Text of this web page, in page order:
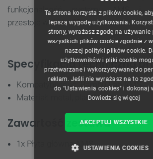
funkcjonalność systemu AMS i
przestoje wdruku 3D.
Specyfikacja techniczna
Kompatybilność: Bambu Lab AMS
Materiał: metal, plastik
Zawartość zestawu
1x Płyta główna AMS
Ta strona korzysta z plików cookie,
lepszą wygodę użytkowania.
strony, wyrażasz zgodę na używanie
wszystkich plików cookie zgodnie z
naszej polityki plików cookie.
użytkowników i pliki cookie
przetwarzane i wykorzystywane do
reklam. Jeśli nie wyrażasz na to
do "Ustawienia cookies" i dokonaj
Dowiedz się więcej
AKCEPTUJ WSZYSTKIE
USTAWIENIA COOKIES